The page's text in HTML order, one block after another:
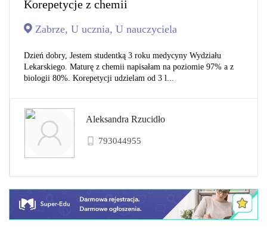
Korepetycje z chemii
Zabrze, U ucznia, U nauczyciela
Dzień dobry, Jestem studentką 3 roku medycyny Wydziału
Lekarskiego. Maturę z chemii napisałam na poziomie 97% a z
biologii 80%. Korepetycji udzielam od 3 l...
Aleksandra Rzucidło
793044955